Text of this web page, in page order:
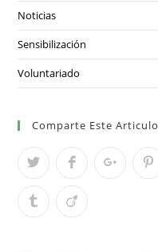
Noticias
Sensibilización
Voluntariado
Comparte Este Articulo